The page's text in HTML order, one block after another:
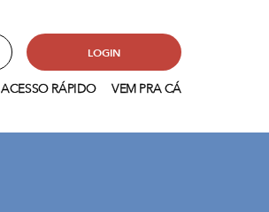
LOGIN
ACESSO RÁPIDO VEM PRA CÁ